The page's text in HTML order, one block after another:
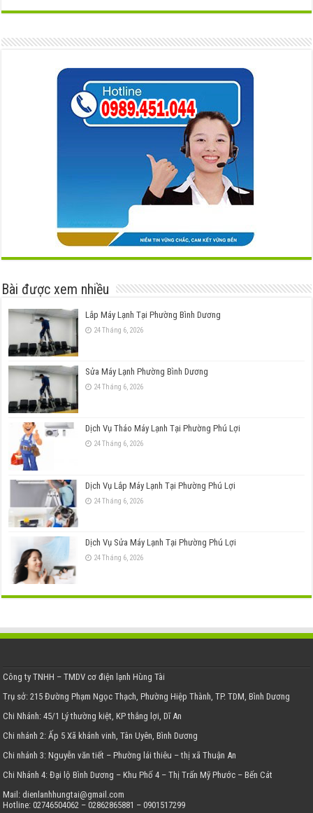
Bài được xem nhiều
Lắp Máy Lạnh Tại Phường Bình Dương
24 Tháng 6, 2026
Sửa Máy Lạnh Phường Bình Dương
24 Tháng 6, 2026
Dịch Vụ Tháo Máy Lạnh Tại Phường Phú Lợi
24 Tháng 6, 2026
Dịch Vụ Lắp Máy Lạnh Tại Phường Phú Lợi
24 Tháng 6, 2026
Dịch Vụ Sửa Máy Lạnh Tại Phường Phú Lợi
24 Tháng 6, 2026
Công ty TNHH – TMDV cơ điện lạnh Hùng Tài
Trụ sở: 215 Đường Phạm Ngọc Thạch, Phường Hiệp Thành, TP. TDM, Bình Dương
Chi Nhánh: 45/1 Lý thường kiệt, KP thắng lợi, Dĩ An
Chi nhánh 2: Ấp 5 Xã khánh vinh, Tân Uyên, Bình Dương
Chi nhánh 3: Nguyễn văn tiết – Phường lái thiêu – thị xã Thuận An
Chi Nhánh 4: Đại lộ Bình Dương – Khu Phố 4 – Thị Trấn Mỹ Phước – Bến Cát
Mail: dienlanhhungtai@gmail.com
Hotline: 02746504062 – 02862865881 – 0901517299